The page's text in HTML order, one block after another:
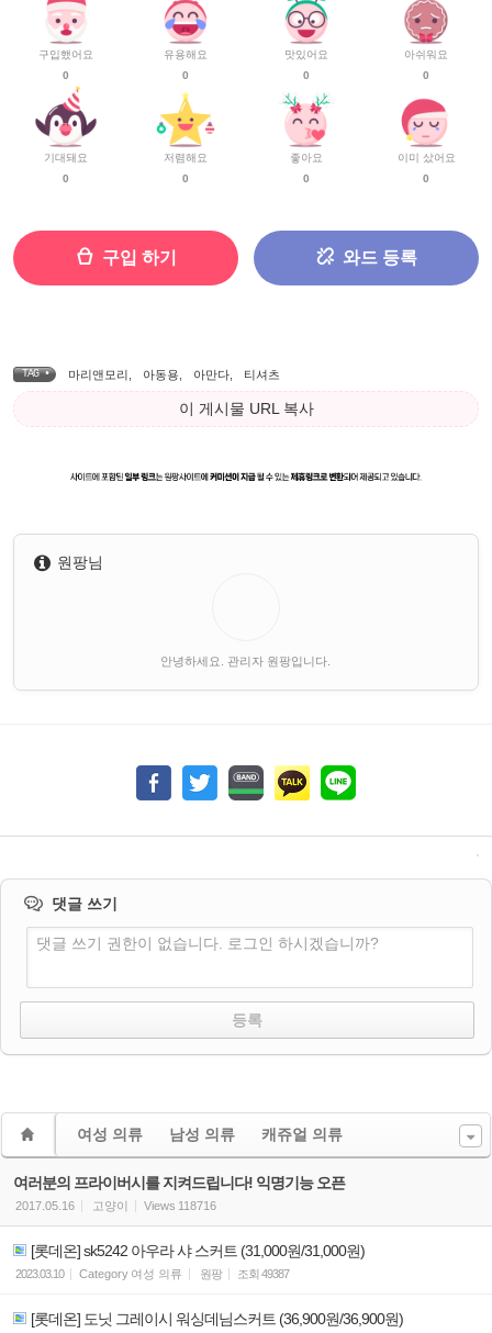
구입했어요
0
기대돼요
0
유용해요
0
저렴해요
0
맛있어요
0
좋아요
0
아쉬워요
0
이미 샀어요
0
구입 하기 와드 등록
TAG • 마리앤모리 아동용 아만다 티셔츠
이 게시물 URL 복사
원팡님
안녕하세요. 관리자 원팡입니다.
댓글 쓰기
댓글 쓰기 권한이 없습니다. 로그인 하시겠습니까?
여성 의류 남성 의류 캐쥬얼 의류
여러분의 프라이버시를 지켜드립니다! 익명기능 오픈
2017.05.16 고양이 Views 118716
[롯데온] sk5242 아우라 샤 스커트 (31,000원/31,000원)
2023.03.10 Category 여성 의류 원팡 조회 49387
[롯데온] 도닛 그레이시 워싱데님스커트 (36,900원/36,900원)